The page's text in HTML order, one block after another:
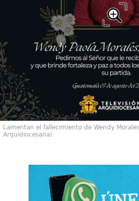
Lamentan el fallecimiento de Wendy
Arquidiocesana)